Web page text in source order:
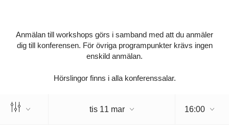
Anmälan till workshops görs i samband med att du anmäler
dig till konferensen. För övriga programpunkter krävs ingen
enskild anmälan.
Hörslingor finns i alla konferenssalar.
tis 11 mar 16:00